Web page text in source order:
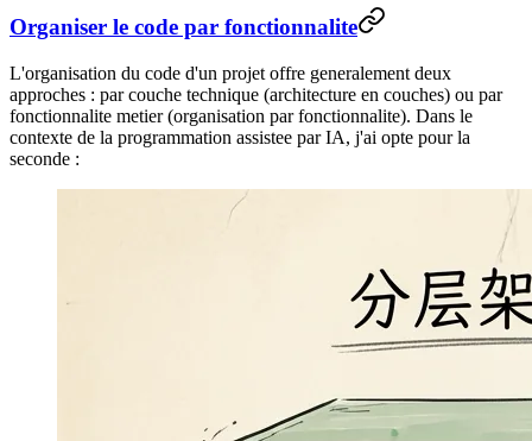
Organiser le code par fonctionnalite
L'organisation du code d'un projet offre generalement deux
approches : par couche technique (architecture en couches) ou par
fonctionnalite metier (organisation par fonctionnalite). Dans le
contexte de la programmation assistee par IA, j'ai opte pour la
seconde :